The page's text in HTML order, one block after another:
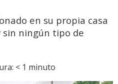
en su propia casa
sin ningún tipo de
< 1 minuto